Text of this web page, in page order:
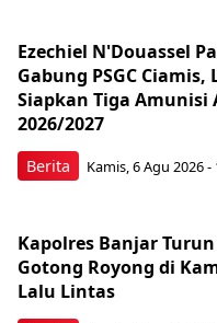
Berita
Ezechiel N'Douassel
Gabung PSGC
Siapkan Tiga Amunisi
2026/2027
Kamis, 6 Agu 2026 -
Kapolres Banjar
Gotong Royong di
Lalu Lintas